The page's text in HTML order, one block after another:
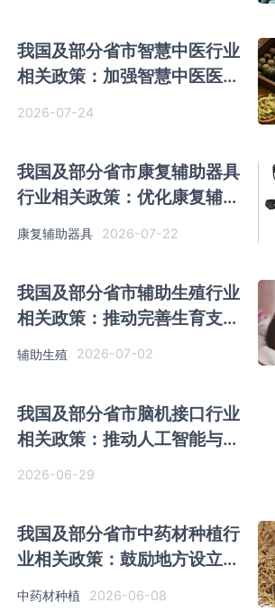
我国及部分省市智慧中医行业
相关政策：加强智慧中医医院
2026-07-24
我国及部分省市康复辅助器具
行业相关政策：优化康复辅具
标准体系结构
康复辅助器具 2026-07-22
我国及部分省市辅助生殖行业
相关政策：推动完善生育支持
辅助生殖 2026-07-02
我国及部分省市脑机接口行业
相关政策：推动人工智能与脑
2026-06-29
我国及部分省市中药材种植行
业相关政策：鼓励地方设立良
种选育、种植等技术攻关专项
中药材种植 2026-06-08